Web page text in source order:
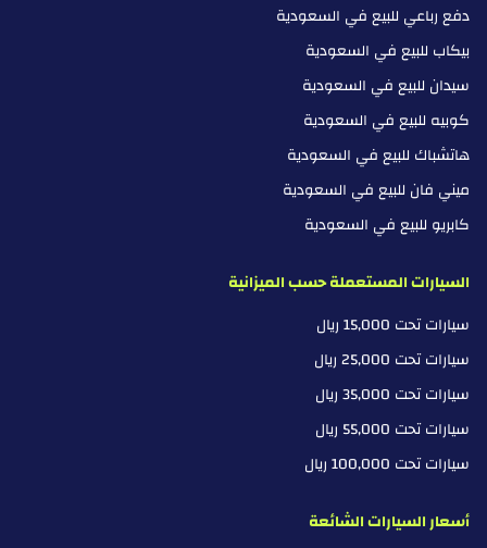
دفع رباعي للبيع في السعودية
بيكاب للبيع في السعودية
سيدان للبيع في السعودية
كوبيه للبيع في السعودية
هاتشباك للبيع في السعودية
ميني فان للبيع في السعودية
كابريو للبيع في السعودية
السيارات المستعملة حسب الميزانية
سيارات تحت 15,000 ريال
سيارات تحت 25,000 ريال
سيارات تحت 35,000 ريال
سيارات تحت 55,000 ريال
سيارات تحت 100,000 ريال
أسعار السيارات الشائعة